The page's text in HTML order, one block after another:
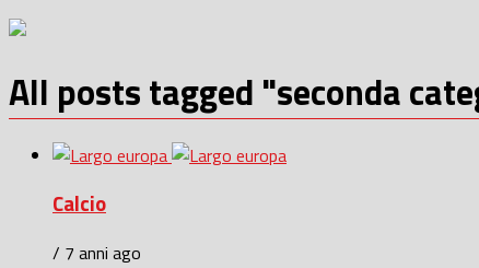
All posts tagged "seconda
Calcio
/ 7 anni ago